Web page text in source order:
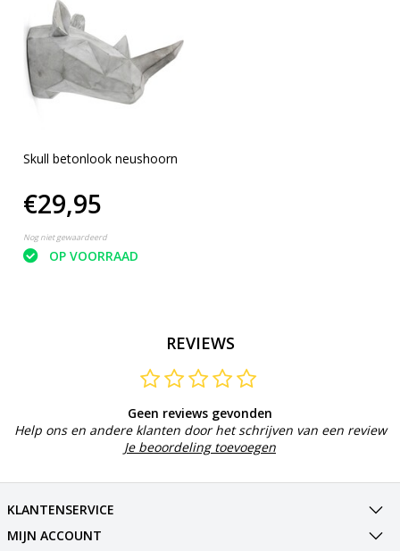
Skull betonlook neushoorn
€29,95
Nog niet gewaardeerd
OP VOORRAAD
REVIEWS
Geen reviews gevonden
Help ons en andere klanten door het schrijven van een review
Je beoordeling toevoegen
KLANTENSERVICE
MIJN ACCOUNT